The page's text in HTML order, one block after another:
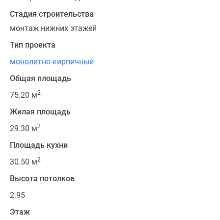
Стадия строительства
монтаж нижних этажей
Тип проекта
монолитно-кирпичный
Общая площадь
75.20 м2
Жилая площадь
29.30 м2
Площадь кухни
30.50 м2
Высота потолков
2.95
Этаж